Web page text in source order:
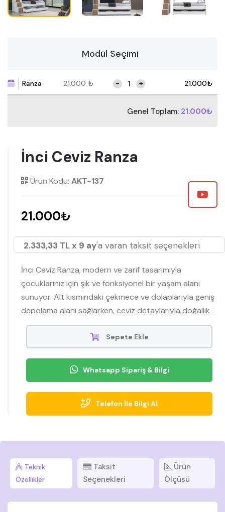
Modül Seçimi
Ranza 21.000 ₺ - + 21.000₺
Genel Toplam: 21.000₺
İnci Ceviz Ranza
Ürün Kodu: AKT-137
21.000₺
2.333,33 TL x 9 ay'a varan taksit seçenekleri
İnci Ceviz Ranza, modern ve zarif tasarımıyla
çocuklarınız için şık ve fonksiyonel bir yaşam alanı
sunuyor. Alt kısmındaki çekmece ve dolaplarıyla geniş
depolama alanı sağlarken, ceviz detaylarıyla doğallık
ve estetik bir arada. Dayanıklı yapısıyla uzun ömürlü
kullanım sunan bu ranza, çocuk odalarına hem düzen
hem de ş
Sepete Ekle
Whatsapp Sipariş & Bilgi
Telefon İle Bilgi Al
Teknik
Özellikler
Taksit
Seçenekleri
Ürün
Ölçüsü